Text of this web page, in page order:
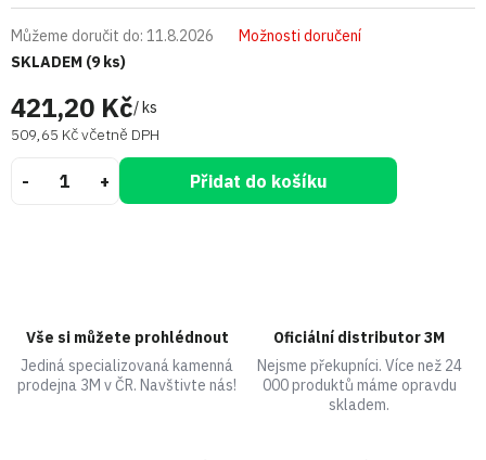
421,20 Kč/ ks
509,65 Kč včetně DPH
SKLADEM (9 ks)
Můžeme doručit do: 11.8.2026 Možnosti doručení
Přidat do košíku
Vše si můžete prohlédnout
Jediná specializovaná kamenná
prodejna 3M v ČR. Navštivte nás!
Oficiální distributor 3M
Nejsme překupníci. Více než 24
000 produktů máme opravdu
skladem.